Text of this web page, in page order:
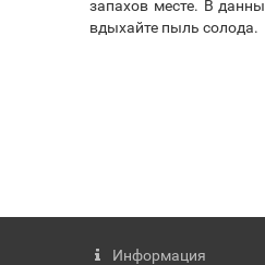
запахов месте. В
вдыхайте пыль солода.
Информация